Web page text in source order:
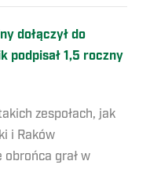
dołączył do
podpisał 1,5 roczny
zespołach, jak
i Raków
grał w